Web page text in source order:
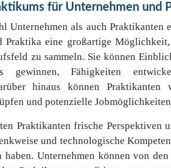
für Unternehmen und
Unternehmen als auch Praktikanten
Praktika eine großartige
zu sammeln. Sie können
gewinnen, Fähigkeiten
hinaus können Praktikanten
und potenzielle
Praktikanten frische Perspektiven
und technologische
haben. Unternehmen können von